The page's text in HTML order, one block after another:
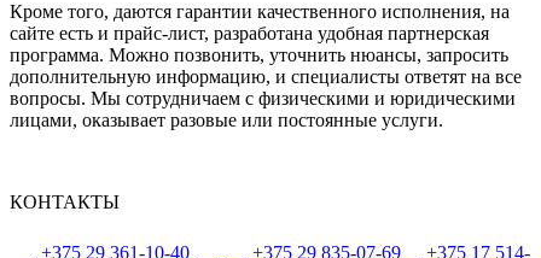
Кроме того, даются гарантии качественного исполнения, на
сайте есть и прайс-лист, разработана удобная партнерская
программа. Можно позвонить, уточнить нюансы, запросить
дополнительную информацию, и специалисты ответят на все
вопросы. Мы сотрудничаем с физическими и юридическими
лицами, оказывает разовые или постоянные услуги.
КОНТАКТЫ
+375 29 361-10-40 +375 29 835-07-69
+375 17 514-